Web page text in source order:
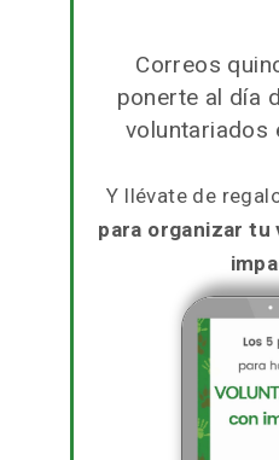
Correos
ponerte al día
voluntariados
Y llévate de
para organizartu